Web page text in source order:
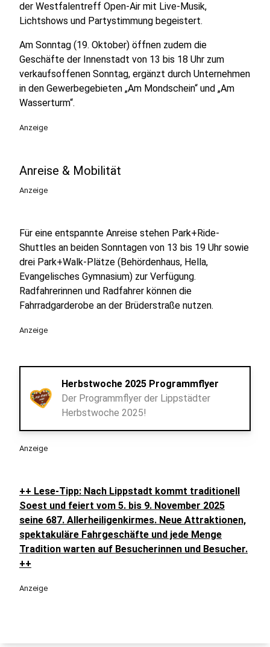
der Westfalentreff Open-Air mit Live-Musik,
Lichtshows und Partystimmung begeistert.
Am Sonntag (19. Oktober) öffnen zudem die
Geschäfte der Innenstadt von 13 bis 18 Uhr zum
verkaufsoffenen Sonntag, ergänzt durch Unternehmen
in den Gewerbegebieten „Am Mondschein“ und „Am
Wasserturm“.
Anzeige
Anreise & Mobilität
Anzeige
Für eine entspannte Anreise stehen Park+Ride-
Shuttles an beiden Sonntagen von 13 bis 19 Uhr sowie
drei Park+Walk-Plätze (Behördenhaus, Hella,
Evangelisches Gymnasium) zur Verfügung.
Radfahrerinnen und Radfahrer können die
Fahrradgarderobe an der Brüderstraße nutzen.
Anzeige
Herbstwoche 2025 Programmflyer
Der Programmflyer der Lippstädter
Herbstwoche 2025!
Anzeige
++ Lese-Tipp: Nach Lippstadt kommt traditionell
Soest und feiert vom 5. bis 9. November 2025
seine 687. Allerheiligenkirmes. Neue Attraktionen,
spektakuläre Fahrgeschäfte und jede Menge
Tradition warten auf Besucherinnen und Besucher.
++
Anzeige